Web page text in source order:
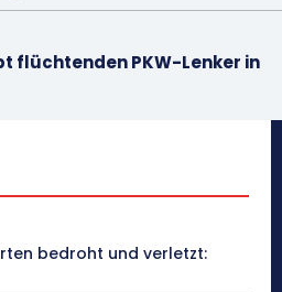
flüchtenden PKW-Lenker in
bedroht und verletzt: